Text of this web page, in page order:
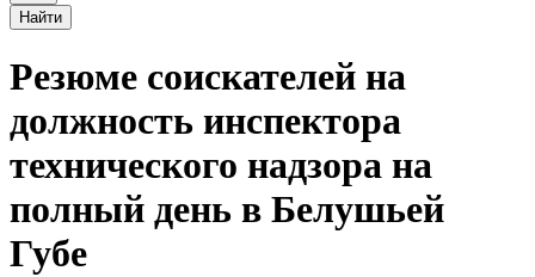
Найти
Резюме соискателей на
должность инспектора
технического надзора на
полный день в Белушьей
Губе